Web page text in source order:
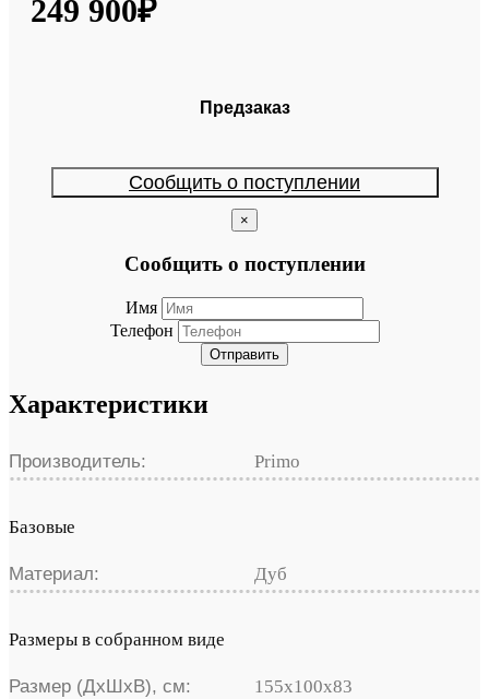
249 900₽
Предзаказ
Сообщить о поступлении
×
Сообщить о поступлении
Имя
Телефон
Отправить
Характеристики
Производитель: Primo
Базовые
Материал: Дуб
Размеры в собранном виде
Размер (ДхШхВ), см:
155х100х83